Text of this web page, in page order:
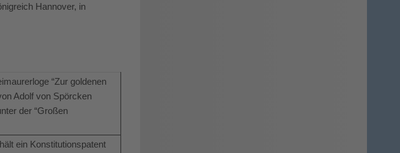
Hannover, in
“Zur goldenen
Adolf von Spörcken
der “Großen
ein Konstitutionspatent